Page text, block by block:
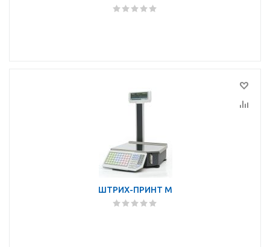
ШТРИХ-ПРИНТ М